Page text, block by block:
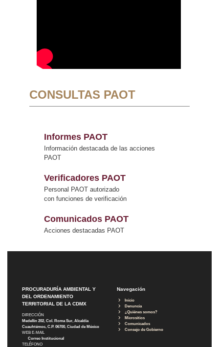
CONSULTAS PAOT
Informes PAOT
Información destacada de las acciones
PAOT
Verificadores PAOT
Personal PAOT autorizado
con funciones de verificación
Comunicados PAOT
Acciones destacadas PAOT
PROCURADURÍA AMBIENTAL Y
DEL ORDENAMIENTO
TERRITORIAL DE LA CDMX
DIRECCIÓN
Medellín 202, Col. Roma Sur, Alcaldía
Cuauhtémoc, C.P. 06700, Ciudad de México
WEB E-MAIL
Correo Institucional
TELÉFONO
Navegación
Inicio
Denuncia
¿Quiénes somos?
Micrositios
Comunicados
Consejo de Gobierno